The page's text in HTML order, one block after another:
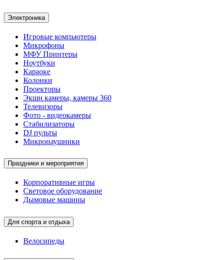
Электроника
Игровые компьютеры
Микрофоны
МФУ Принтеры
Ноутбуки
Караоке
Колонки
Проекторы
Экшн камеры, камеры 360
Телевизоры
Фото - видеокамеры
Стабилизаторы
DJ пульты
Микронаушники
Праздники и мероприятия
Корпоративные игры
Световое оборудование
Дымовые машины
Для спорта и отдыха
Велосипеды